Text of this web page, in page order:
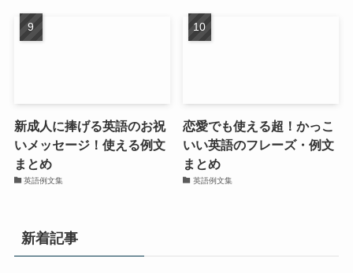
新成人に捧げる英語のお祝
いメッセージ！使える例文
まとめ
英語例文集
恋愛でも使える超！かっこ
いい英語のフレーズ・例文
まとめ
英語例文集
新着記事